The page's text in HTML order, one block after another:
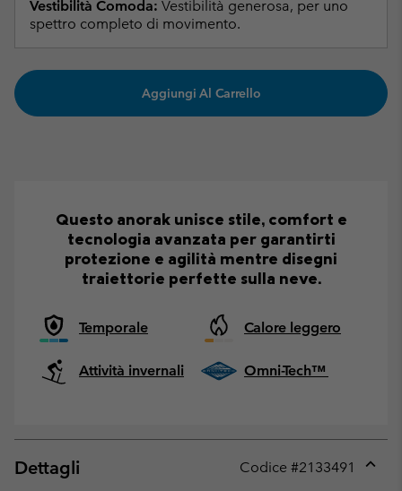
Vestibilità Comoda: Vestibilità generosa, per uno
spettro completo di movimento.
Aggiungi Al Carrello
Questo anorak unisce stile, comfort e
tecnologia avanzata per garantirti
protezione e agilità mentre disegni
traiettorie perfette sulla neve.
Temporale Calore leggero
Attività invernali Omni-Tech™
Dettagli Codice #2133491